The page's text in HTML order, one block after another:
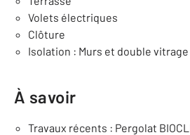
Volets électriques
Clôture
Isolation : Murs et double vitrage
À savoir
Travaux récents : Pergolat